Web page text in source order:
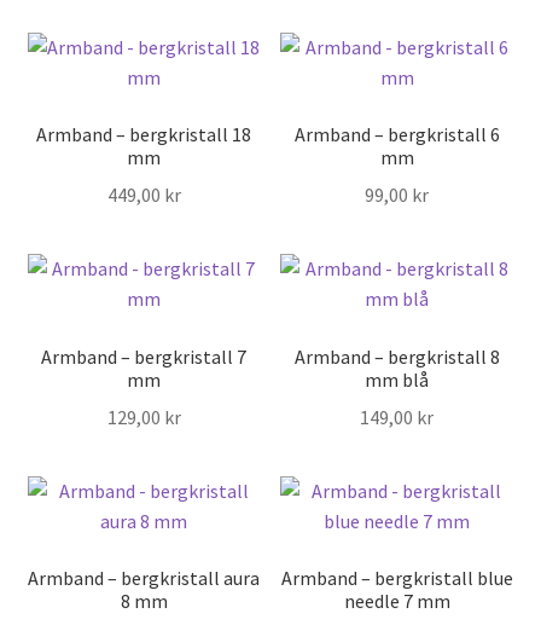
Armband – bergkristall 18
mm
449,00 kr
Armband – bergkristall 6
mm
99,00 kr
Armband – bergkristall 7
mm
129,00 kr
Armband – bergkristall 8
mm blå
149,00 kr
Armband – bergkristall aura
8 mm
Armband – bergkristall blue
needle 7 mm